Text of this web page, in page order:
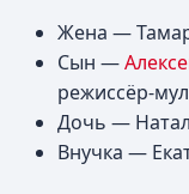
Жена —
Сын —
режиссёр-
Дочь —
Внучка —